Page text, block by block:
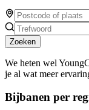
Zoeken
We heten wel
je al wat meer
Bijbanen per